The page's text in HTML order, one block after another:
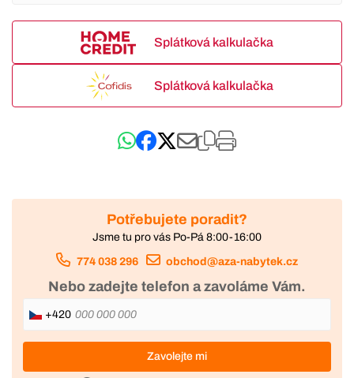
Splátková kalkulačka
Splátková kalkulačka
Potřebujete poradit?
Jsme tu pro vás Po-Pá 8:00-16:00
774 038 296 obchod@aza-nabytek.cz
Nebo zadejte telefon a zavoláme Vám.
+420
Zavolejte mi